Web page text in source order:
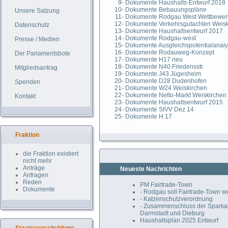
Unsere Satzung
Datenschutz
Presse / Medien
Der Parlamentsbote
Mitgliedsantrag
Spenden
Kontakt
Fraktion
die Fraktion existiert
nicht mehr
Anträge
Anfragen
Reden
Dokumente
9- Dokumente Haushalts-Entwurf 2018
10- Dokumente Bebauungspläne
11- Dokumente Rodgau West
12- Dokumente Verkehrsgutachten
13- Dokumente Haushaltsentwurf 2017
14- Dokumente Rodgau-west
15- Dokumente
16- Dokumente Rodauweg-Konzept
17- Dokumente H17 neu
18- Dokumente N40 Friedensstr.
19- Dokumente J43 Jügesheim
20- Dokumente D28 Dudenhofen
21- Dokumente W24 Weiskirchen
22- Dokumente Netto-Markt Weiskirchen
23- Dokumente Haushaltsentwurf 2015
24- Dokumente StVV Dez 14
25- Dokumente H 17
Neueste Nachrichten
PM Fairtrade-Town
- Rodgau soll Fairtrade-Town
- Katzenschutzverordnung
- Zusammenschluss der
Darmstadt und Dieburg
Haushaltsplan 2025 Entwurf